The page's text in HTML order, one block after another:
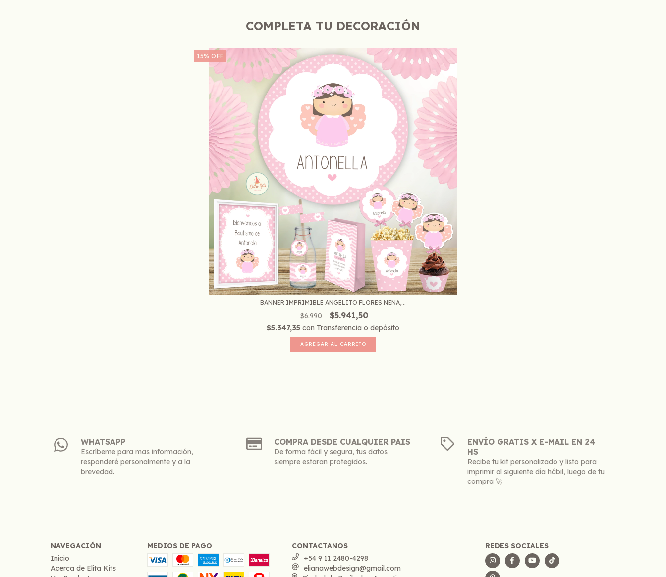
COMPLETA TU DECORACIÓN
15% OFF
BANNER IMPRIMIBLE ANGELITO FLORES NENA,...
$6.990 $5.941,50
$5.347,35 con Transferencia o depósito
WHATSAPP
Escríbeme para mas información,
responderé personalmente y a la
brevedad.
COMPRA DESDE CUALQUIER PAIS
De forma fácil y segura, tus datos
siempre estaran protegidos.
ENVÍO GRATIS X E-MAIL EN 24
HS
Recibe tu kit personalizado y listo para
imprimir al siguiente día hábil, luego de tu
compra 🚀
NAVEGACIÓN
Inicio
Acerca de Elita Kits
MEDIOS DE PAGO
CONTACTANOS
+54 9 11 2480-4298
elianawebdesign@gmail.com
REDES SOCIALES